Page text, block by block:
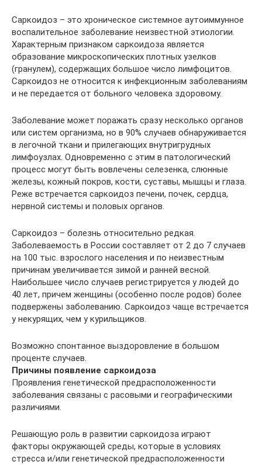
Саркоидоз – это хроническое системное аутоиммунное
воспалительное заболевание неизвестной этиологии.
Характерным признаком саркоидоза является
образование микроскопических плотных узелков
(гранулем), содержащих большое число лимфоцитов.
Саркоидоз не относится к инфекционным заболеваниям
и не передается от больного человека здоровому.
Заболевание может поражать сразу несколько органов
или систем организма, но в 90% случаев обнаруживается
в легочной ткани и прилегающих внутригрудных
лимфоузлах. Одновременно с этим в патологический
процесс могут быть вовлечены селезенка, слюнные
железы, кожный покров, кости, суставы, мышцы и глаза.
Реже встречается саркоидоз печени, почек, сердца,
нервной системы и половых органов.
Саркоидоз – болезнь относительно редкая.
Заболеваемость в России составляет от 2 до 7 случаев
на 100 тыс. взрослого населения и по неизвестным
причинам увеличивается зимой и ранней весной.
Наибольшее число случаев регистрируется у людей до
40 лет, причем женщины (особенно после родов) более
подвержены заболеванию. Саркоидоз чаще встречается
у некурящих, чем у курильщиков.
Возможно спонтанное выздоровление в большом
проценте случаев.
Причины появление саркоидоза
Проявления генетической предрасположенности
заболевания связаны с расовыми и географическими
различиями.
Решающую роль в развитии саркоидоза играют
факторы окружающей среды, которые в условиях
стресса и/или генетической предрасположенности